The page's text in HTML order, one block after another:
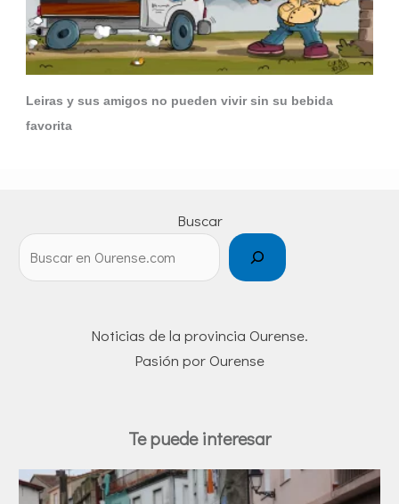
Leiras y sus amigos no pueden vivir sin su bebida
favorita
Buscar
Noticias de la provincia Ourense.
Pasión por Ourense
Te puede interesar